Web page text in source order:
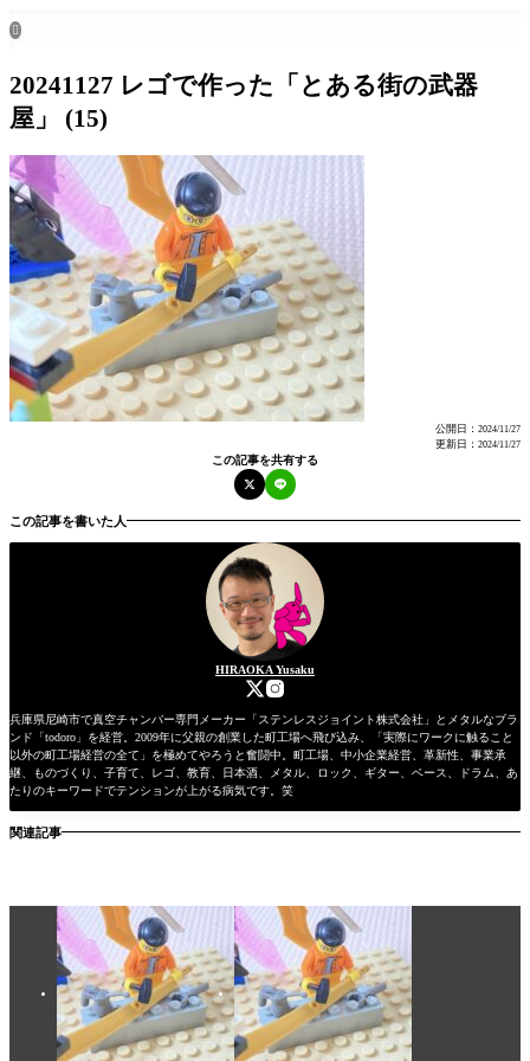

20241127 レゴで作った「とある街の武器
屋」 (15)
公開日： 2024/11/27
更新日： 2024/11/27
この記事を共有する
この記事を書いた人
HIRAOKA Yusaku
兵庫県尼崎市で真空チャンバー専門メーカー「ステンレスジョイント株式会社」とメタルなブラ
ンド「todoro」を経営。2009年に父親の創業した町工場へ飛び込み、「実際にワークに触ること
以外の町工場経営の全て」を極めてやろうと奮闘中。町工場、中小企業経営、革新性、事業承
継、ものづくり、子育て、レゴ、教育、日本酒、メタル、ロック、ギター、ベース、ドラム、あ
たりのキーワードでテンションが上がる病気です。笑
関連記事